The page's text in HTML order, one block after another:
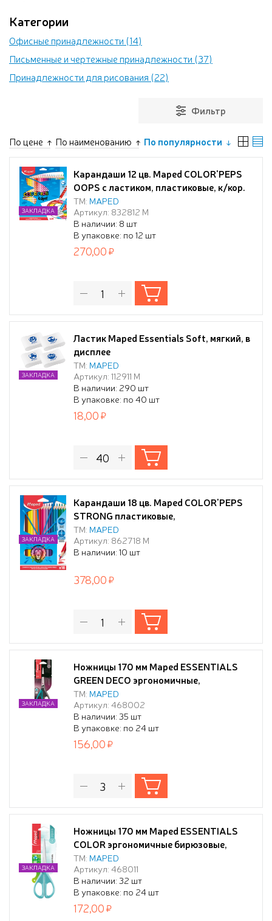
Категории
Офисные принадлежности (14)
Письменные и чертежные принадлежности (37)
Принадлежности для рисования (22)
Фильтр
По цене По наименованию По популярности
Карандаши 12 цв. Maped COLOR'PEPS
OOPS с ластиком, пластиковые, к/кор.
ТМ: MAPED
Артикул: 832812 М
В наличии: 8 шт
В упаковке: по 12 шт
ЗАКЛАДКА
270,00
Ластик Maped Essentials Soft, мягкий, в
дисплее
ТМ: MAPED
Артикул: 112911 М
В наличии: 290 шт
В упаковке: по 40 шт
ЗАКЛАДКА
18,00
Карандаши 18 цв. Maped COLOR'PEPS
STRONG пластиковые,
повышен.прочности, к/кор.
ТМ: MAPED
Артикул: 862718 М
В наличии: 10 шт
ЗАКЛАДКА
378,00
Ножницы 170 мм Maped ESSENTIALS
GREEN DECO эргономичные,
симметричные, цв. ассорти, в блистере
ТМ: MAPED
Артикул: 468002
В наличии: 35 шт
В упаковке: по 24 шт
ЗАКЛАДКА
156,00
Ножницы 170 мм Maped ESSENTIALS
COLOR эргономичные бирюзовые,
симметричные, в блистере
ТМ: MAPED
Артикул: 468011
В наличии: 32 шт
В упаковке: по 24 шт
ЗАКЛАДКА
172,00